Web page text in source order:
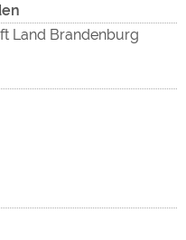
Land Brandenburg
policies.google.com/privacy